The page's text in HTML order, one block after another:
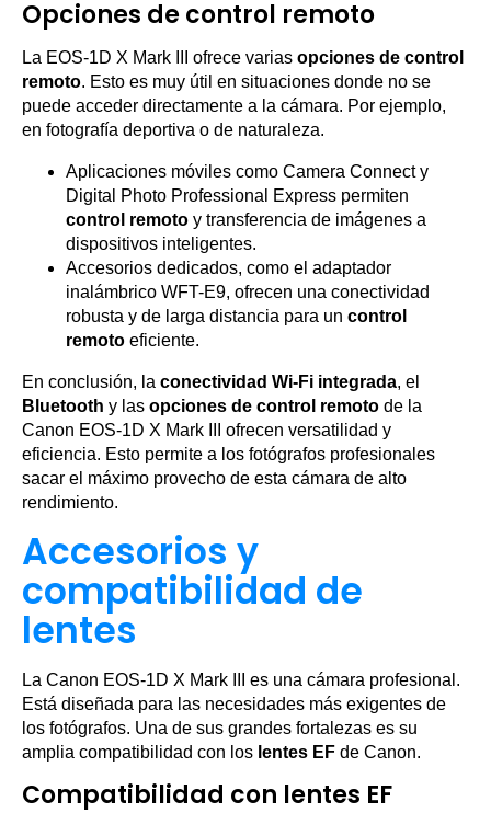
Opciones de control remoto
La EOS-1D X Mark III ofrece varias opciones de control
remoto. Esto es muy útil en situaciones donde no se
puede acceder directamente a la cámara. Por ejemplo,
en fotografía deportiva o de naturaleza.
Aplicaciones móviles como Camera Connect y
Digital Photo Professional Express permiten
control remoto y transferencia de imágenes a
dispositivos inteligentes.
Accesorios dedicados, como el adaptador
inalámbrico WFT-E9, ofrecen una conectividad
robusta y de larga distancia para un control
remoto eficiente.
En conclusión, la conectividad Wi-Fi integrada, el
Bluetooth y las opciones de control remoto de la
Canon EOS-1D X Mark III ofrecen versatilidad y
eficiencia. Esto permite a los fotógrafos profesionales
sacar el máximo provecho de esta cámara de alto
rendimiento.
Accesorios y
compatibilidad de
lentes
La Canon EOS-1D X Mark III es una cámara profesional.
Está diseñada para las necesidades más exigentes de
los fotógrafos. Una de sus grandes fortalezas es su
amplia compatibilidad con los lentes EF de Canon.
Compatibilidad con lentes EF